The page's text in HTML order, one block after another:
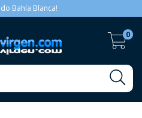
Bahía Blanca!
0